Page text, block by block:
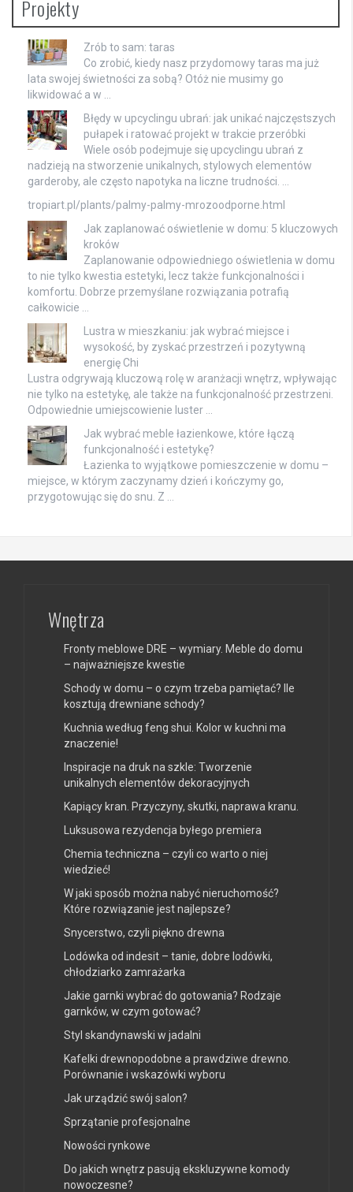
Projekty
Zrób to sam: taras
Co zrobić, kiedy nasz przydomowy taras ma już
lata swojej świetności za sobą? Otóż nie musimy go
likwidować a w …
Błędy w upcyclingu ubrań: jak unikać najczęstszych
pułapek i ratować projekt w trakcie przeróbki
Wiele osób podejmuje się upcyclingu ubrań z
nadzieją na stworzenie unikalnych, stylowych elementów
garderoby, ale często napotyka na liczne trudności. …
tropiart.pl/plants/palmy-palmy-mrozoodporne.html
Jak zaplanować oświetlenie w domu: 5 kluczowych
kroków
Zaplanowanie odpowiedniego oświetlenia w domu
to nie tylko kwestia estetyki, lecz także funkcjonalności i
komfortu. Dobrze przemyślane rozwiązania potrafią
całkowicie …
Lustra w mieszkaniu: jak wybrać miejsce i
wysokość, by zyskać przestrzeń i pozytywną
energię Chi
Lustra odgrywają kluczową rolę w aranżacji wnętrz, wpływając
nie tylko na estetykę, ale także na funkcjonalność przestrzeni.
Odpowiednie umiejscowienie luster …
Jak wybrać meble łazienkowe, które łączą
funkcjonalność i estetykę?
Łazienka to wyjątkowe pomieszczenie w domu –
miejsce, w którym zaczynamy dzień i kończymy go,
przygotowując się do snu. Z …
Wnętrza
Fronty meblowe DRE – wymiary. Meble do domu
– najważniejsze kwestie
Schody w domu – o czym trzeba pamiętać? Ile
kosztują drewniane schody?
Kuchnia według feng shui. Kolor w kuchni ma
znaczenie!
Inspiracje na druk na szkle: Tworzenie
unikalnych elementów dekoracyjnych
Kapiący kran. Przyczyny, skutki, naprawa kranu.
Luksusowa rezydencja byłego premiera
Chemia techniczna – czyli co warto o niej
wiedzieć!
W jaki sposób można nabyć nieruchomość?
Które rozwiązanie jest najlepsze?
Snycerstwo, czyli piękno drewna
Lodówka od indesit – tanie, dobre lodówki,
chłodziarko zamrażarka
Jakie garnki wybrać do gotowania? Rodzaje
garnków, w czym gotować?
Styl skandynawski w jadalni
Kafelki drewnopodobne a prawdziwe drewno.
Porównanie i wskazówki wyboru
Jak urządzić swój salon?
Sprzątanie profesjonalne
Nowości rynkowe
Do jakich wnętrz pasują ekskluzywne komody
nowoczesne?